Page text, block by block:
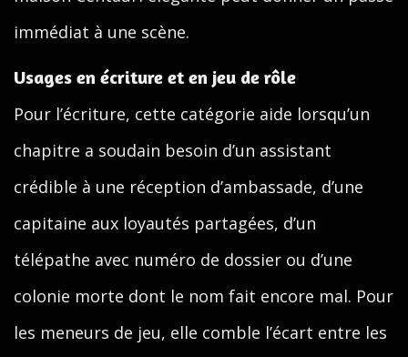
immédiat à une scène.
Usages en écriture et en jeu de rôle
Pour l’écriture, cette catégorie aide lorsqu’un
chapitre a soudain besoin d’un assistant
crédible à une réception d’ambassade, d’une
capitaine aux loyautés partagées, d’un
télépathe avec numéro de dossier ou d’une
colonie morte dont le nom fait encore mal. Pour
les meneurs de jeu, elle comble l’écart entre les